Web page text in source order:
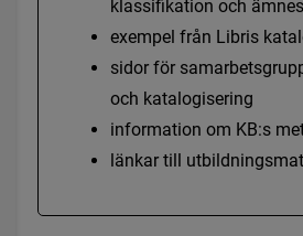
klassifkation och ämnes
exempel från Libris katal
sidor för samarbetsgrup
och katalogisering
information om KB:s me
länkar till utbildningsmat